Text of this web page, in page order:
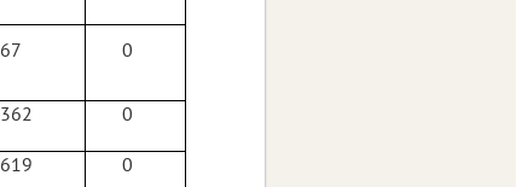
67 0
362 0
619 0